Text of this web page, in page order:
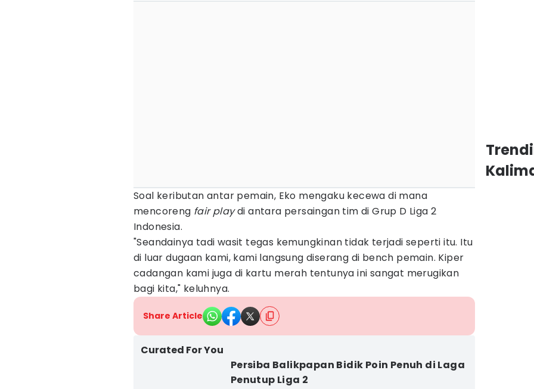
Soal keributan antar pemain, Eko mengaku kecewa di mana
mencoreng fair playdi antara persaingan tim di Grup D Liga 2
Indonesia.
"Seandainya tadi wasit tegas kemungkinan tidak terjadi seperti itu. Itu
di luar dugaan kami, kami langsung diserang di bench pemain. Kiper
cadangan kami juga di kartu merah tentunya ini sangat merugikan
bagi kita," keluhnya.
Share Article
Curated For You
Persiba Balikpapan Bidik Poin Penuh di Laga
Penutup Liga 2